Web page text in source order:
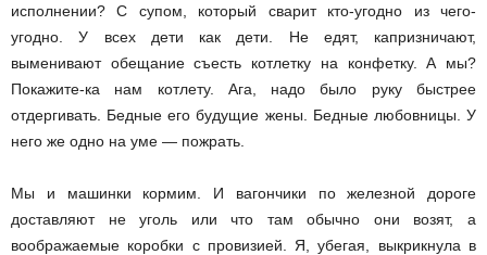
исполнении? С супом, который сварит кто-угодно из чего-
угодно. У всех дети как дети. Не едят, капризничают,
выменивают обещание съесть котлетку на конфетку. А мы?
Покажите-ка нам котлету. Ага, надо было руку быстрее
отдергивать. Бедные его будущие жены. Бедные любовницы. У
него же одно на уме — пожрать.
Мы и машинки кормим. И вагончики по железной дороге
доставляют не уголь или что там обычно они возят, а
воображаемые коробки с провизией. Я, убегая, выкрикнула в